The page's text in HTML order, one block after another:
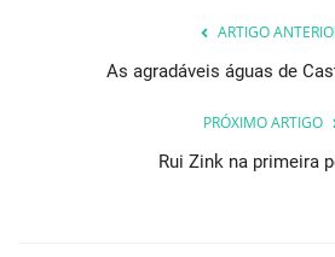
ARTIGO
As agradáveis águas de
PRÓXIMO ARTIGO
Rui Zink na primeira